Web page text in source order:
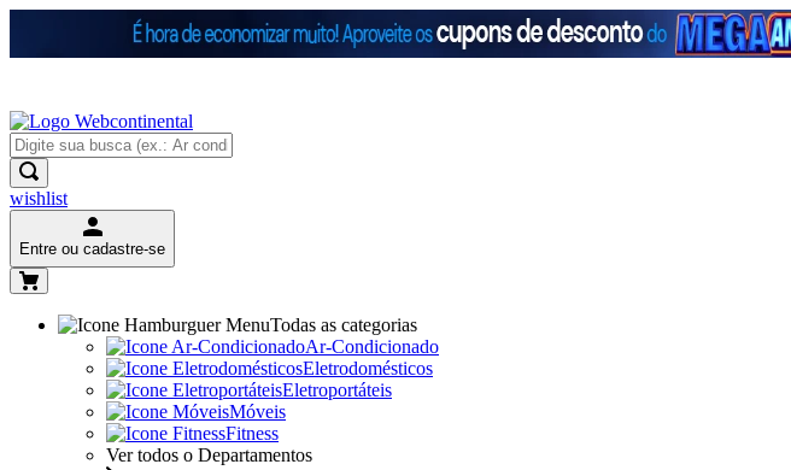
wishlist
Entre ou cadastre-se
Todas as categorias
Ar-Condicionado
Eletrodomésticos
Eletroportáteis
Móveis
Fitness
Ver todos o Departamentos